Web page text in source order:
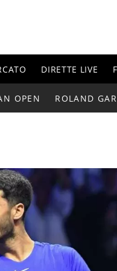
DIRETTE LIVE
OPEN ROLAND